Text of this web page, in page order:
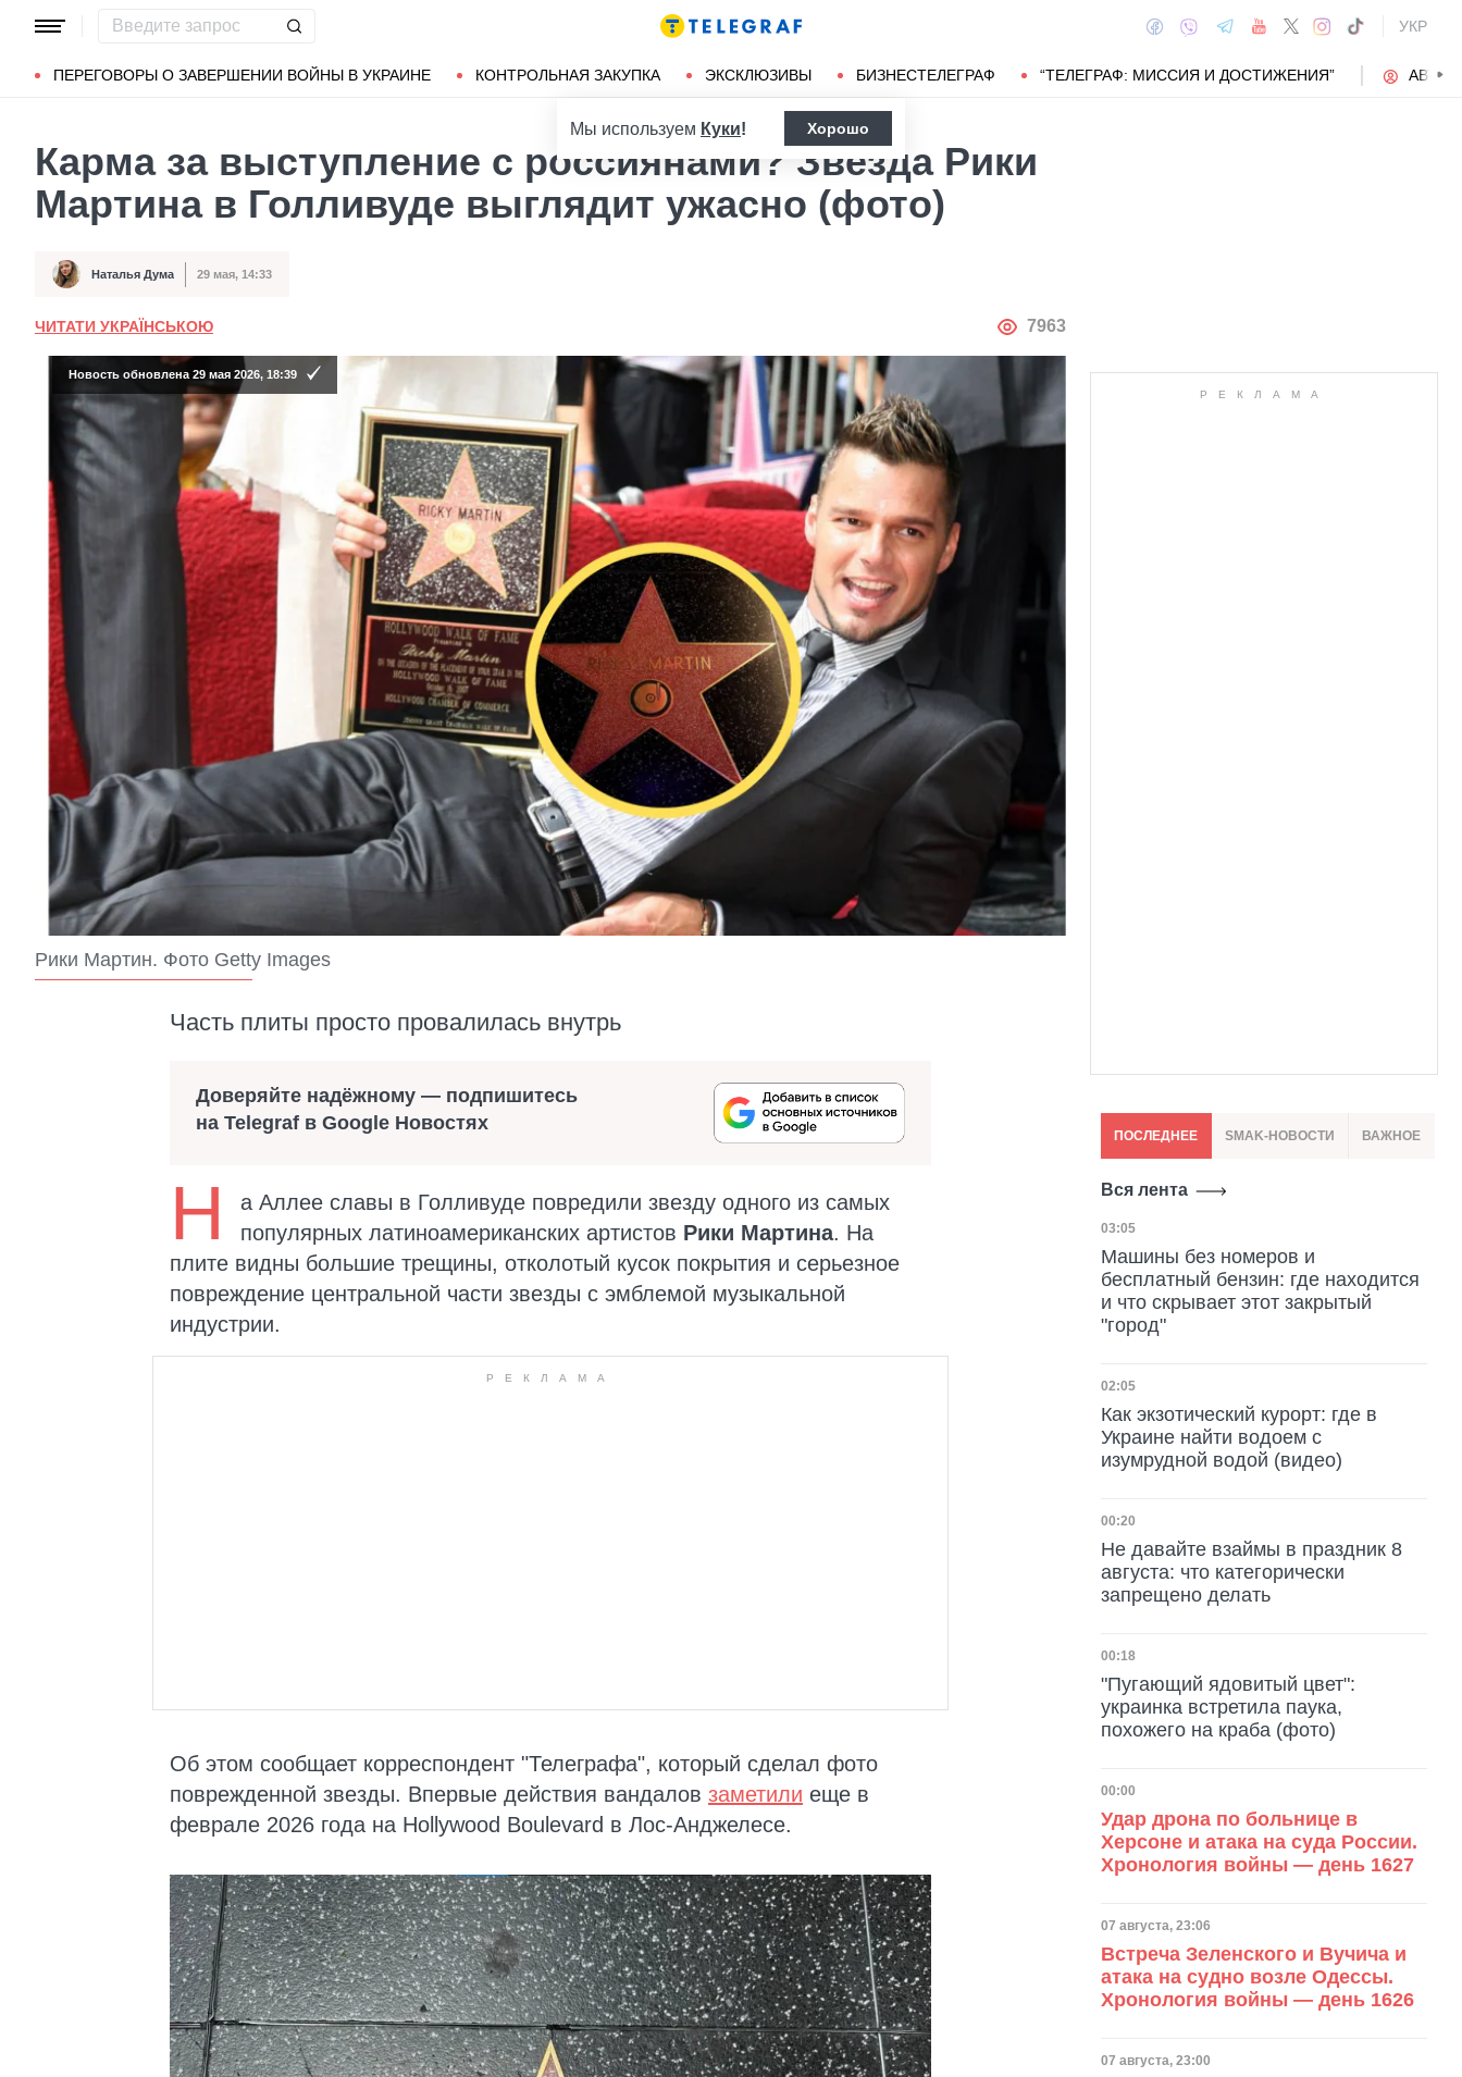
УКР
ПЕРЕГОВОРЫ О ЗАВЕРШЕНИИ ВОЙНЫ В УКРАИНЕ КОНТРОЛЬНАЯ ЗАКУПКА ЭКСКЛЮЗИВЫ БИЗНЕСТЕЛЕГРАФ “ТЕЛЕГРАФ: МИССИЯ И ДОСТИЖЕНИЯ”
Популярные запросы Мариуполь
Мы используем Куки! Хорошо
Карма за выступление с россиянами? Звезда Рики
Мартина в Голливуде выглядит ужасно (фото)
Автор Наталья Дума
Дата публикации 29 мая, 14:33
ЧИТАТИ УКРАЇНСЬКОЮ АВТОР
7963
Новость обновлена 29 мая 2026, 18:39
Рики Мартин. Фото Getty Images
Часть плиты просто провалилась внутрь
Доверяйте надёжному — подпишитесь
на Telegraf в Google Новостях
Н
а Аллее славы в Голливуде повредили звезду одного из самых
популярных латиноамериканских артистов Рики Мартина. На
плите видны большие трещины, отколотый кусок покрытия и серьезное
повреждение центральной части звезды с эмблемой музыкальной
индустрии.
Об этом сообщает корреспондент "Телеграфа", который сделал фото
поврежденной звезды. Впервые действия вандалов заметили еще в
феврале 2026 года на Hollywood Boulevard в Лос-Анджелесе.
ПОСЛЕДНЕЕ SMAK-НОВОСТИ ВАЖНОЕ
Вся лента
Дата публикации
03:05
Машины без номеров и
бесплатный бензин: где находится
и что скрывает этот закрытый
"город"
Дата публикации
02:05
Как экзотический курорт: где в
Украине найти водоем с
изумрудной водой (видео)
Дата публикации
00:20
Не давайте взаймы в праздник 8
августа: что категорически
запрещено делать
Дата публикации
00:18
"Пугающий ядовитый цвет":
украинка встретила паука,
похожего на краба (фото)
Дата публикации
00:00
Удар дрона по больнице в
Херсоне и атака на суда России.
Хронология войны — день 1627
Дата публикации
07 августа, 23:06
Встреча Зеленского и Вучича и
атака на судно возле Одессы.
Хронология войны — день 1626
Дата публикации
07 августа, 23:00